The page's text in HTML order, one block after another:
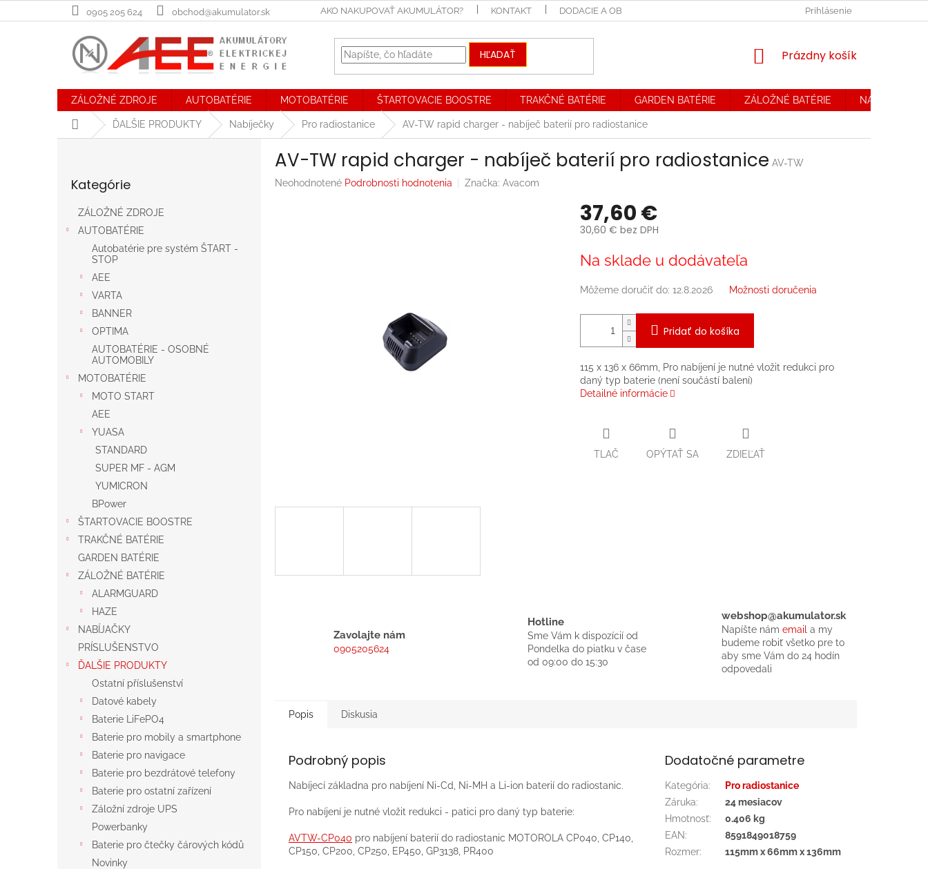
na
0905 205 624 obchod@akumulator.sk AKO NAKUPOVAŤ AKUMULÁTOR? KONTAKT DODACIE A OBCHODNÉ PODMIENKY. REKLAMAČNÝ PORIADOKPrihlásenie
HĽADAŤ
NÁKUPNÝ
Prázdny košík
ZÁLOŽNÉ ZDROJE AUTOBATÉRIE MOTOBATÉRIE ŠTARTOVACIE BOOSTRE TRAKČNÉ BATÉRIE GARDEN BATÉRIE ZÁLOŽNÉ BATÉRIE NABÍJAČKY
DomovĎALŠIE PRODUKTY Nabíječky Pro radiostanice AV-TW rapid charger - nabíječ baterií pro radiostanice
kategórie
Kategórie
ZÁLOŽNÉ ZDROJE
AUTOBATÉRIE
Autobatérie pre systém ŠTART -
STOP
AEE
VARTA
BANNER
OPTIMA
AUTOBATÉRIE - OSOBNÉ
AUTOMOBILY
MOTOBATÉRIE
MOTO START
AEE
YUASA
STANDARD
SUPER MF - AGM
YUMICRON
BPower
ŠTARTOVACIE BOOSTRE
TRAKČNÉ BATÉRIE
GARDEN BATÉRIE
ZÁLOŽNÉ BATÉRIE
ALARMGUARD
HAZE
NABÍJAČKY
PRÍSLUŠENSTVO
ĎALŠIE PRODUKTY
Ostatní příslušenství
Datové kabely
Baterie LiFePO4
Baterie pro mobily a smartphone
Baterie pro navigace
Baterie pro bezdrátové telefony
Baterie pro ostatní zařízení
Záložní zdroje UPS
Powerbanky
Baterie pro čtečky čárových kódů
Novinky
AV-TW rapid charger - nabíječ baterií pro radiostanice AV-TW
Priemerné
Neohodnotené Podrobnosti hodnotenia Značka: Avacom
37,60 €
30,60 € bez DPH
cena:
Na sklade u dodávateľa
Môžeme doručiť do: 12.8.2026 Možnosti doručenia
Pridať do košíka
115 x 136 x 66mm, Pro nabíjení je nutné vložit redukci pro
daný typ baterie (není součástí balení)
Detailné informácie
TLAČ OPÝTAŤ SA ZDIEĽAŤ
Zavolajte nám
0905205624
Hotline
Sme Vám k dispozícií od
Pondelka do piatku v čase
od 09:00 do 15:30
webshop@akumulator.sk
Napíšte nám email a my
budeme robiť všetko pre to
aby sme Vám do 24 hodín
odpovedali
Popis Diskusia
Podrobný popis
Nabíjecí základna pro nabíjení Ni-Cd, Ni-MH a Li-ion baterií do radiostanic.
Pro nabíjení je nutné vložit redukci - patici pro daný typ baterie:
AVTW-CP040 pro nabíjení baterií do radiostanic MOTOROLA CP040, CP140,
CP150, CP200, CP250, EP450, GP3138, PR400
Dodatočné parametre
Kategória:
Pro radiostanice
Záruka:
24 mesiacov
Hmotnosť:
0.406 kg
EAN:
8591849018759
Rozmer: 115mm x 66mm x 136mm